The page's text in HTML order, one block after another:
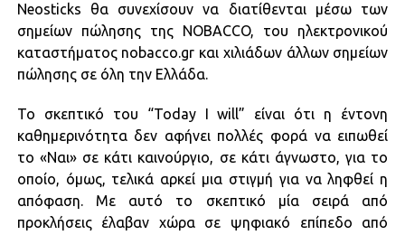
Neosticks θα συνεχίσουν να διατίθενται μέσω των
σημείων πώλησης της NOBACCO, του ηλεκτρονικού
καταστήματος nobacco.gr και χιλιάδων άλλων σημείων
πώλησης σε όλη την Ελλάδα.
Το σκεπτικό του “Today I will” είναι ότι η έντονη
καθημερινότητα δεν αφήνει πολλές φορά να ειπωθεί
το «Ναι» σε κάτι καινούργιο, σε κάτι άγνωστο, για το
οποίο, όμως, τελικά αρκεί μια στιγμή για να ληφθεί η
απόφαση. Με αυτό το σκεπτικό μία σειρά από
προκλήσεις έλαβαν χώρα σε ψηφιακό επίπεδο από